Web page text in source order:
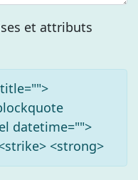
et attributs
datetime="">
<strong>